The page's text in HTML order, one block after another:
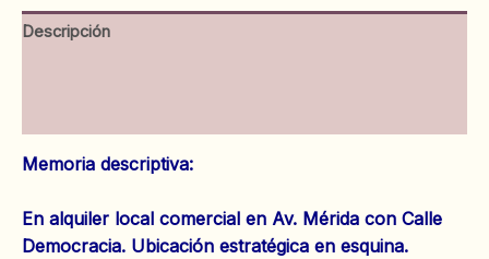
Anaco.
Ref:
Descripción
Memoria descriptiva:
En alquiler local comercial en Av. Mérida con Calle
Democracia. Ubicación estratégica en esquina.